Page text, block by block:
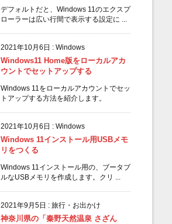
デフォルトだと、Windows 11のエクスプ
ローラーは広い行間で表示する設定に ...
2021年10月6日 : Windows
Windows11 Home版をローカルアカ
ウントでセットアップする
Windows 11をローカルアカウントでセッ
トアップする方法を紹介します。
2021年10月6日 : Windows
Windows 11インストール用USBメモ
リをつくる
Windows 11インストール用の、ブータブ
ルなUSBメモリを作成します。クリ ...
2021年9月5日 : 旅行・お出かけ
神奈川県の「秦野天然温泉 さざん